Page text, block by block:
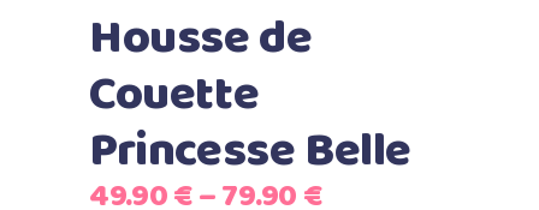
Housse de
Couette
Princesse Belle
49.90€–79.90€